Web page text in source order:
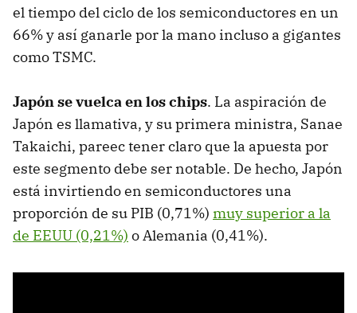
el tiempo del ciclo de los semiconductores en un
66% y así ganarle por la mano incluso a gigantes
como TSMC.
Japón se vuelca en los chips. La aspiración de
Japón es llamativa, y su primera ministra, Sanae
Takaichi, pareec tener claro que la apuesta por
este segmento debe ser notable. De hecho, Japón
está invirtiendo en semiconductores una
proporción de su PIB (0,71%) muy superior a la
de EEUU (0,21%) o Alemania (0,41%).